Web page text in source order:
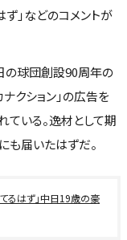
」などのコメントが
の球団創設90周年の
クション」の広告を
ている。逸材として期
も届いたはずだ。
るはず」中日19歳の豪